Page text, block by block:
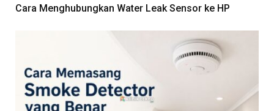
Cara Menghubungkan Water Leak Sensor ke HP